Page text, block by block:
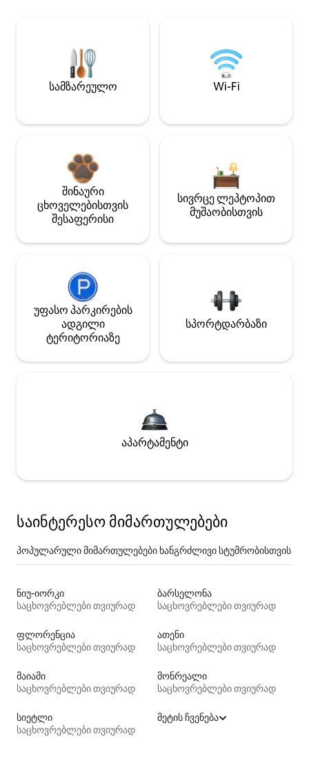
სამზარეულო Wi-Fi
შინაური
ცხოველებისთვის
შესაფერისი
სივრცე ლეპტოპით
მუშაობისთვის
უფასო პარკირების
ადგილი
ტერიტორიაზე
სპორტდარბაზი
აპარტამენტი
საინტერესო მიმართულებები
პოპულარული მიმართულებები ხანგრძლივი სტუმრობისთვის
ნიუ-იორკი
საცხოვრებლები თვიურად
ბარსელონა
საცხოვრებლები თვიურად
ფლორენცია
საცხოვრებლები თვიურად
ათენი
საცხოვრებლები თვიურად
მაიამი
საცხოვრებლები თვიურად
მონრეალი
საცხოვრებლები თვიურად
სიეტლი
საცხოვრებლები თვიურად
მეტის ჩვენება